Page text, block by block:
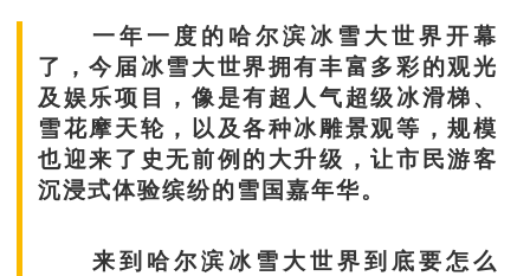
一年一度的哈尔滨冰雪大世界开幕
了，今届冰雪大世界拥有丰富多彩的观光
及娱乐项目，像是有超人气超级冰滑梯、
雪花摩天轮，以及各种冰雕景观等，规模
也迎来了史无前例的大升级，让市民游客
沉浸式体验缤纷的雪国嘉年华。
来到哈尔滨冰雪大世界到底要怎么